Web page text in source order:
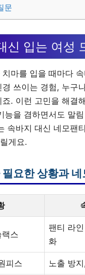
문
신 입는 여성
마를 입을 때마다
쓰이는 경험, 누구
. 이런 고민을 해결
능을 겸하면서도 말
속바지 대신 네모팬
게요.
요한 상황과
스
팬티 라
화
피스 노출 방